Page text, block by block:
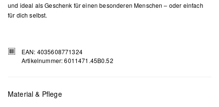
und ideal als Geschenk für einen besonderen Menschen – oder einfach
für dich selbst.
EAN: 4035608771324
Artikelnummer: 6011471.45B0.52
Material & Pflege